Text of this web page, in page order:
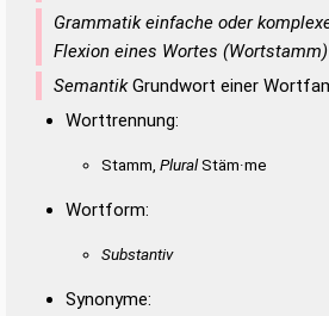
Grammatik einfache oder
Flexion eines Wortes (Wortstamm)
SemantikGrundwort einer
Worttrennung:
Stamm, PluralStäm·me
Wortform:
Substantiv
Synonyme: